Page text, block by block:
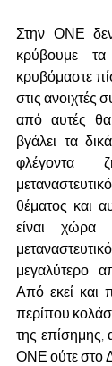
Στην ΟΝΕ
κρύβουμε
κρυβόμαστε
στις ανοιχτές
από αυτές
βγάλει τα
φλέγοντα
θέματος και
είναι χώρα
μεγαλύτερο
Από εκεί και
περίπου
της επίσημης,
ΟΝΕ ούτε στο